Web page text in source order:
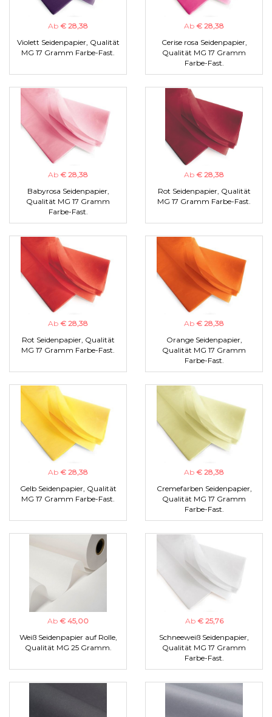
Ab € 28,38
Violett Seidenpapier, Qualität
MG 17 Gramm Farbe-Fast.
Ab € 28,38
Cerise rosa Seidenpapier,
Qualität MG 17 Gramm
Farbe-Fast.
Ab € 28,38
Babyrosa Seidenpapier,
Qualität MG 17 Gramm
Farbe-Fast.
Ab € 28,38
Rot Seidenpapier, Qualität
MG 17 Gramm Farbe-Fast.
Ab € 28,38
Rot Seidenpapier, Qualität
MG 17 Gramm Farbe-Fast.
Ab € 28,38
Orange Seidenpapier,
Qualität MG 17 Gramm
Farbe-Fast.
Ab € 28,38
Gelb Seidenpapier, Qualität
MG 17 Gramm Farbe-Fast.
Ab € 28,38
Cremefarben Seidenpapier,
Qualität MG 17 Gramm
Farbe-Fast.
Ab € 45,00
Weiß Seidenpapier auf Rolle,
Qualität MG 25 Gramm.
Ab € 25,76
Schneeweiß Seidenpapier,
Qualität MG 17 Gramm
Farbe-Fast.